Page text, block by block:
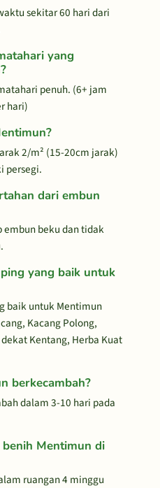
sekitar 60 hari dari
yang
penuh. (6+ jam
hari)
2/m² (15-20cm jarak)
persegi.
dari embun
embun beku dan tidak
yang baik untuk
baik untuk Mentimun
Kacang Polong,
Kentang, Herba Kuat
berkecambah?
dalam 3-10 hari pada
Mentimun di
ruangan 4 minggu